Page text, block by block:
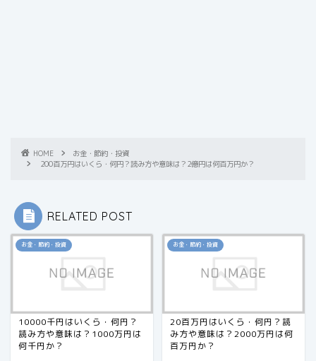
HOME
お金・節約・投資
200百万円はいくら・何円？読み方や意味は？2億円は何百万円か？
RELATED POST
お金・節約・投資
10000千円はいくら・何円？
読み方や意味は？1000万円は
何千円か？
お金・節約・投資
20百万円はいくら・何円？読
み方や意味は？2000万円は何
百万円か？